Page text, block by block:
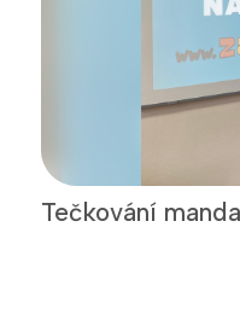
Tečkování